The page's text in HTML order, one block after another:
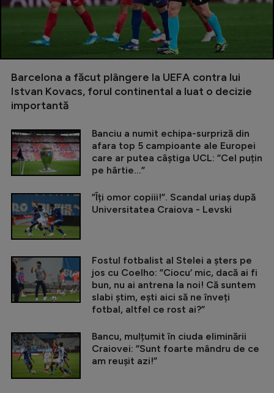
Barcelona a făcut plângere la UEFA contra lui
Istvan Kovacs, forul continental a luat o decizie
importantă
Banciu a numit echipa-surpriză din
afara top 5 campioante ale Europei
care ar putea câștiga UCL: ”Cel puțin
pe hârtie...”
”Îți omor copiii!”. Scandal uriaș după
Universitatea Craiova - Levski
Fostul fotbalist al Stelei a șters pe
jos cu Coelho: ”Ciocu’ mic, dacă ai fi
bun, nu ai antrena la noi! Că suntem
slabi știm, ești aici să ne înveți
fotbal, altfel ce rost ai?”
Bancu, mulțumit în ciuda eliminării
Craiovei: ”Sunt foarte mândru de ce
am reușit azi!”